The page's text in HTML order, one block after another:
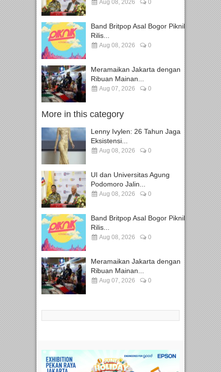
Aug 08, 2026 0
Band Britpop Asal Bogor Piknik
Rilis...
Aug 08, 2026 0
Meramaikan Jakarta dengan
Ribuan Mainan...
Aug 07, 2026 0
More in this category
Lenny Ivylen: 26 Tahun Jaga
Eksistensi...
Aug 08, 2026 0
UI dan Universitas Agung
Podomoro Jalin...
Aug 08, 2026 0
Band Britpop Asal Bogor Piknik
Rilis...
Aug 08, 2026 0
Meramaikan Jakarta dengan
Ribuan Mainan...
Aug 07, 2026 0